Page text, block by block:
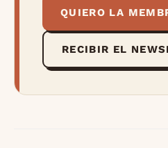
QUIERO LA
RECIBIR EL